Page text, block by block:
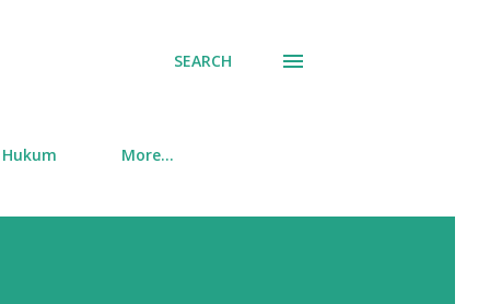
SEARCH
Hukum More…